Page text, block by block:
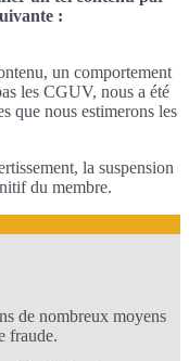
:
un comportement
les CGUV, nous a été
que nous estimerons les
la suspension
du membre.
de nombreux moyens
fraude.